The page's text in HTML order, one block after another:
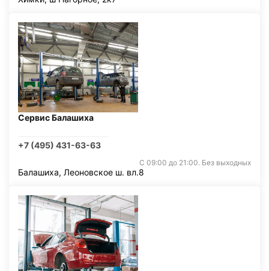
Сервис Балашиха
+7 (495) 431-63-63
С 09:00 до 21:00. Без выходных
Балашиха, Леоновское ш. вл.8